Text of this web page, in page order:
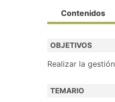
Contenidos
OBJETIVOS
Realizar la
TEMARIO
Prioritario para
Realiza la